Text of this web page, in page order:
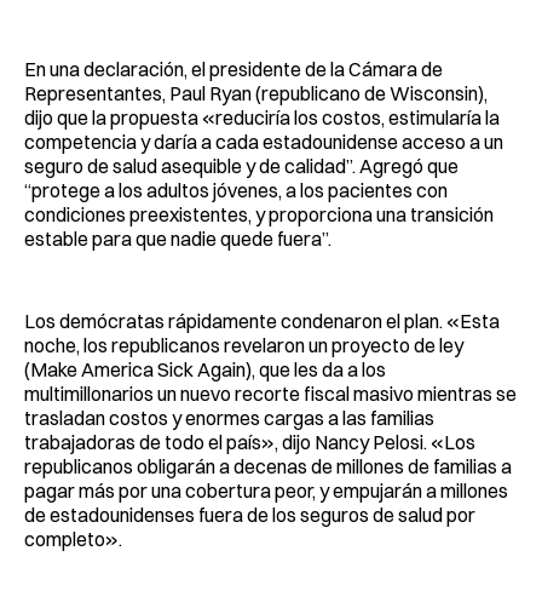
En una declaración, el presidente de la Cámara de
Representantes, Paul Ryan (republicano de Wisconsin),
dijo que la propuesta «reduciría los costos, estimularía la
competencia y daría a cada estadounidense acceso a un
seguro de salud asequible y de calidad”. Agregó que
“protege a los adultos jóvenes, a los pacientes con
condiciones preexistentes, y proporciona una transición
estable para que nadie quede fuera”.
Los demócratas rápidamente condenaron el plan. «Esta
noche, los republicanos revelaron un proyecto de ley
(Make America Sick Again), que les da a los
multimillonarios un nuevo recorte fiscal masivo mientras se
trasladan costos y enormes cargas a las familias
trabajadoras de todo el país», dijo Nancy Pelosi. «Los
republicanos obligarán a decenas de millones de familias a
pagar más por una cobertura peor, y empujarán a millones
de estadounidenses fuera de los seguros de salud por
completo».